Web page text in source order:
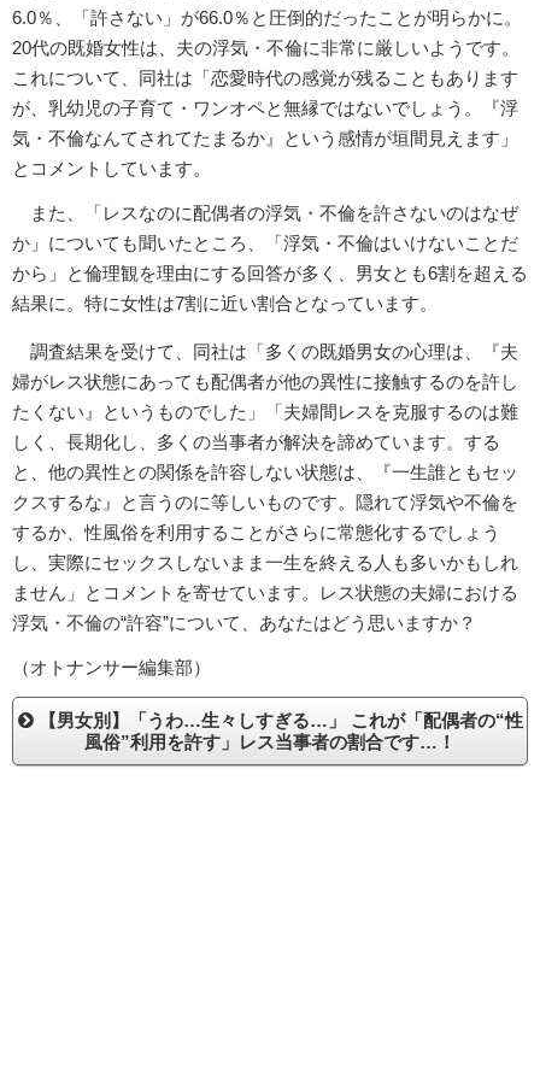
6.0％、「許さない」が66.0％と圧倒的だったことが明らかに。
20代の既婚女性は、夫の浮気・不倫に非常に厳しいようです。
これについて、同社は「恋愛時代の感覚が残ることもあります
が、乳幼児の子育て・ワンオペと無縁ではないでしょう。『浮
気・不倫なんてされてたまるか』という感情が垣間見えます」
とコメントしています。
また、「レスなのに配偶者の浮気・不倫を許さないのはなぜ
か」についても聞いたところ、「浮気・不倫はいけないことだ
から」と倫理観を理由にする回答が多く、男女とも6割を超える
結果に。特に女性は7割に近い割合となっています。
調査結果を受けて、同社は「多くの既婚男女の心理は、『夫
婦がレス状態にあっても配偶者が他の異性に接触するのを許し
たくない』というものでした」「夫婦間レスを克服するのは難
しく、長期化し、多くの当事者が解決を諦めています。する
と、他の異性との関係を許容しない状態は、『一生誰ともセッ
クスするな』と言うのに等しいものです。隠れて浮気や不倫を
するか、性風俗を利用することがさらに常態化するでしょう
し、実際にセックスしないまま一生を終える人も多いかもしれ
ません」とコメントを寄せています。レス状態の夫婦における
浮気・不倫の“許容”について、あなたはどう思いますか？
（オトナンサー編集部）
【男女別】「うわ…生々しすぎる…」 これが「配偶者の“性
風俗”利用を許す」レス当事者の割合です…！